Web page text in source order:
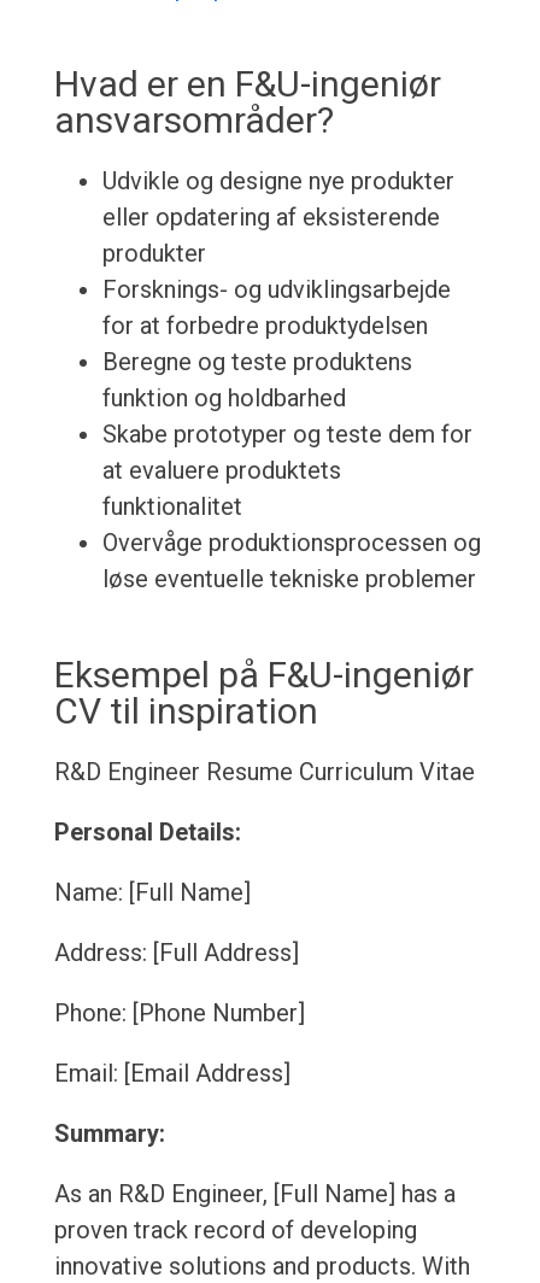
Hvad er en F&U-ingeniør
ansvarsområder?
Udvikle og designe nye produkter
eller opdatering af eksisterende
produkter
Forsknings- og udviklingsarbejde
for at forbedre produktydelsen
Beregne og teste produktens
funktion og holdbarhed
Skabe prototyper og teste dem for
at evaluere produktets
funktionalitet
Overvåge produktionsprocessen og
løse eventuelle tekniske problemer
Eksempel på F&U-ingeniør
CV til inspiration
R&D Engineer Resume Curriculum Vitae
Personal Details:
Name: [Full Name]
Address: [Full Address]
Phone: [Phone Number]
Email: [Email Address]
Summary:
As an R&D Engineer, [Full Name] has a
proven track record of developing
innovative solutions and products. With